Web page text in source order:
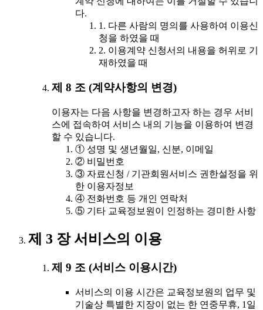
다.
1. 다른 사람의 명의를 사용하여 이용신
청을 하였을 때
2. 이용계약 신청서의 내용을 허위로 기
재하였을 때
제 8 조 (계약사항의 변경)
이용자는 다음 사항을 변경하고자 하는 경우 서비
스에 접속하여 서비스 내의 기능을 이용하여 변경
할 수 있습니다.
① 성명 및 생년월일, 신분, 이메일
② 비밀번호
③ 자료신청 / 기관회원서비스 권한설정을 위
한 이용자정보
④ 전화번호 등 개인 연락처
⑤ 기타 교육정보원이 인정하는 경미한 사항
제 3 장 서비스의 이용
제 9 조 (서비스 이용시간)
서비스의 이용 시간은 교육정보원의 업무 및
기술상 특별한 지장이 없는 한 연중무휴, 1일